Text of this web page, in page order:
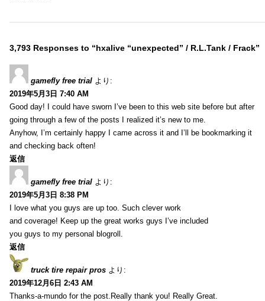
3,793 Responses to “hxalive “unexpected” / R.L.Tank / Frack”
gamefly free trial より:
2019年5月3日 7:40 AM
Good day! I could have sworn I’ve been to this web site before but after
going through a few of the posts I realized it’s new to me.
Anyhow, I’m certainly happy I came across it and I’ll be bookmarking it
and checking back often!
返信
gamefly free trial より:
2019年5月3日 8:38 PM
I love what you guys are up too. Such clever work
and coverage! Keep up the great works guys I’ve included
you guys to my personal blogroll.
返信
truck tire repair pros より:
2019年12月6日 2:43 AM
Thanks-a-mundo for the post.Really thank you! Really Great.